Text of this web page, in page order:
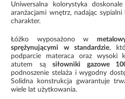
Uniwersalna kolorystyka
aranżacjami wnętrz, nadając
charakter.
Łóżko wyposażono w
sprężynującymi w standardzie,
podparcie materaca oraz wysoki
atutem sąsiłowniki gazowe
podnoszenie stelaża i wygodny
Solidna konstrukcja gwarantuje
wiele lat użytkowania.